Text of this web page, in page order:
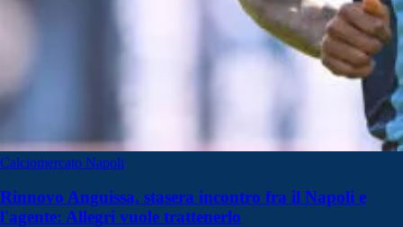
Calciomercato Napoli
Rinnovo Anguissa, stasera incontro fra il Napoli e
l'agente: Allegri vuole trattenerlo